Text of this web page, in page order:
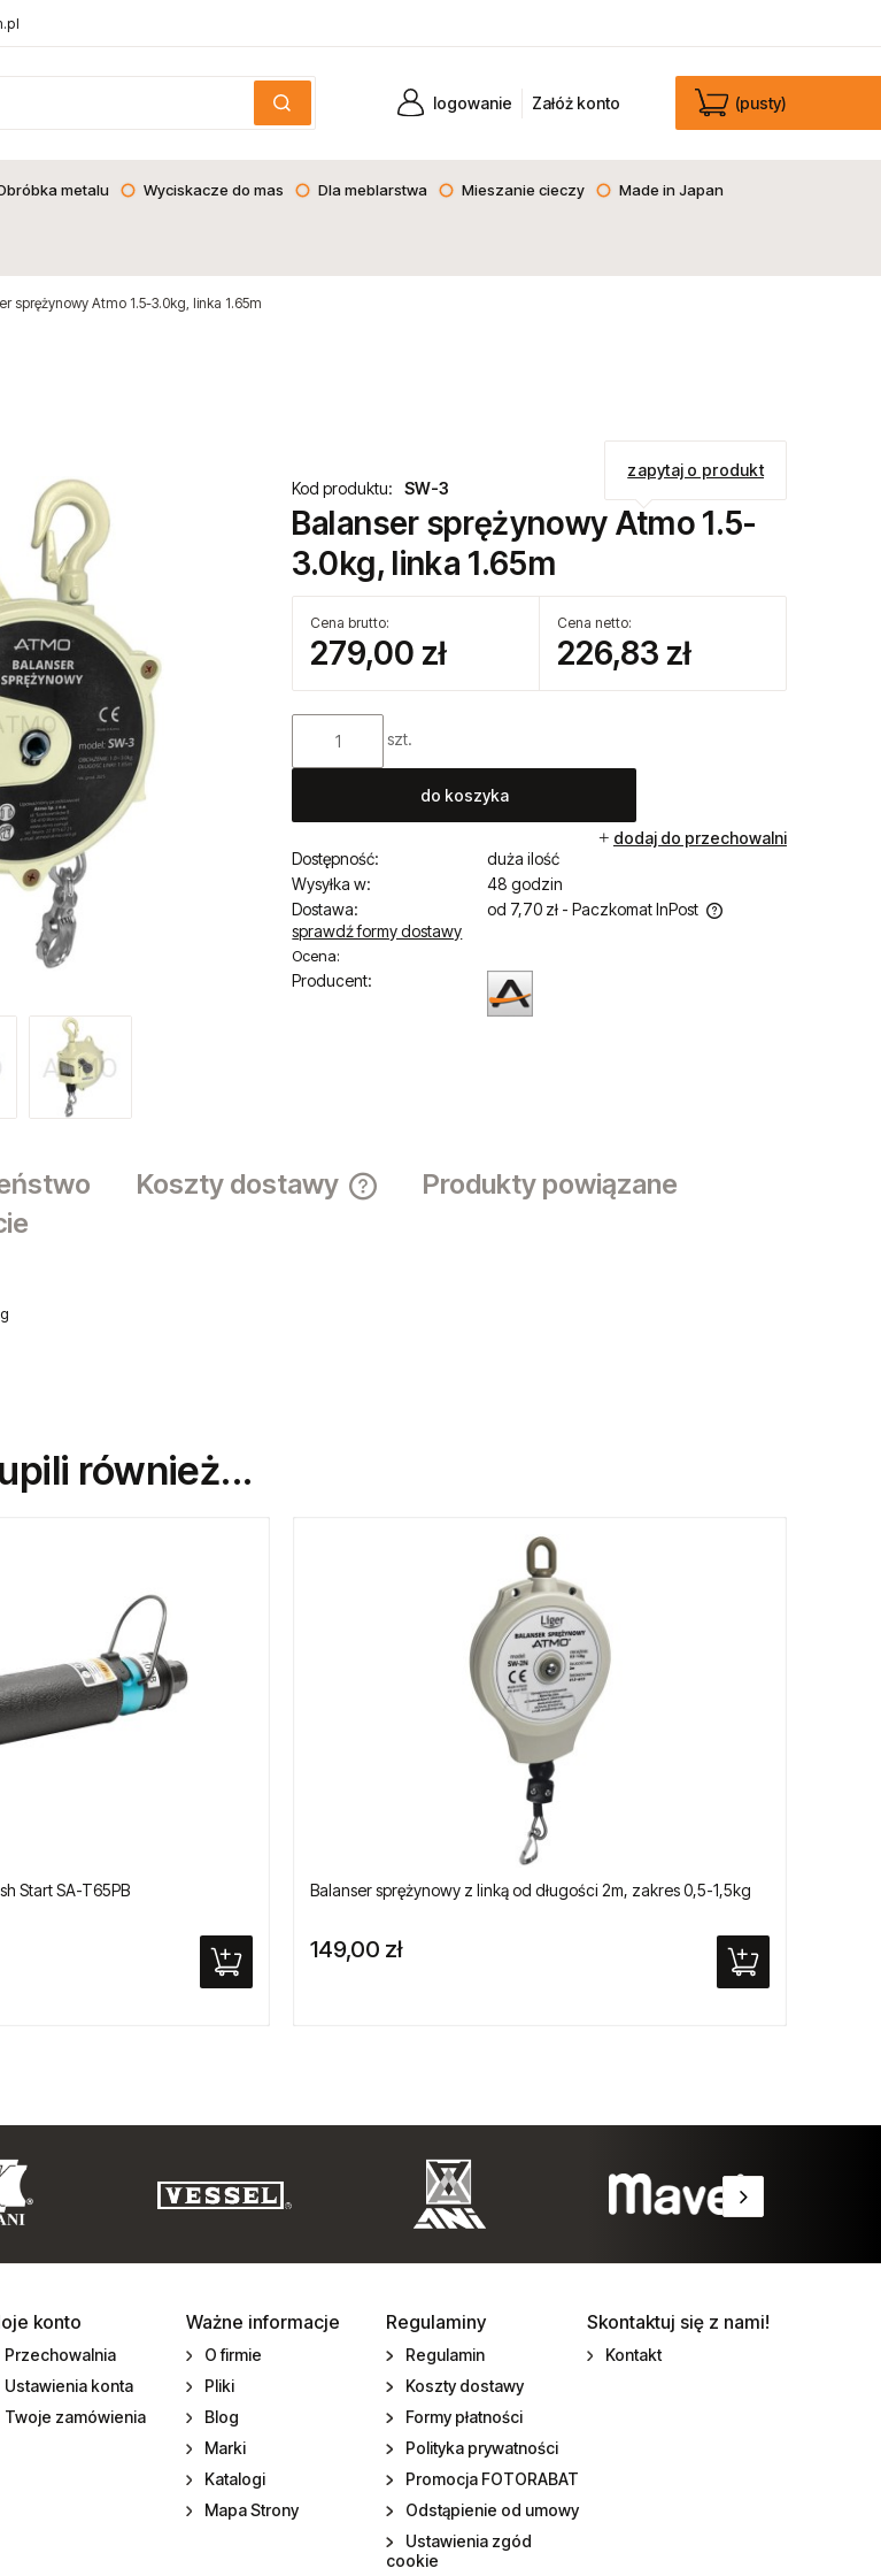
(pusty)
Załóż konto
logowanie
metalu Wyciskacze do mas Dla meblarstwa Mieszanie cieczy Made in Japan
sprężynowy Atmo 1.5-3.0kg, linka 1.65m
Balanser sprężynowy Atmo 1.5-
3.0kg, linka 1.65m
Cena brutto:
279,00 zł
Cena netto:
226,83 zł
szt.
do koszyka
dodaj do przechowalni
Dostępność:
duża ilość
Wysyłka w:
48 godzin
Dostawa:
od 7,70 zł - Paczkomat InPost
sprawdź formy dostawy
Ocena:
Producent:
Kod produktu: SW-3
zapytaj o produkt
Koszty dostawy
Produkty powiązane
również...
Start SA-T65PB Balanser sprężynowy z linką od długości 2m, zakres 0,5-1,5kg
149,00 zł
konto
Przechowalnia
Ustawienia konta
Twoje zamówienia
Ważne informacje
O firmie
Pliki
Blog
Marki
Katalogi
Mapa Strony
Regulaminy
Regulamin
Koszty dostawy
Formy płatności
Polityka prywatności
Promocja FOTORABAT
Odstąpienie od umowy
Ustawienia zgód
cookie
Skontaktuj się z nami!
Kontakt